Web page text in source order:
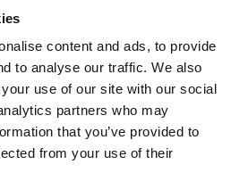
content and ads, to provide
to analyse our traffic. We also
use of our site with our social
partners who may
that you’ve provided to
from your use of their